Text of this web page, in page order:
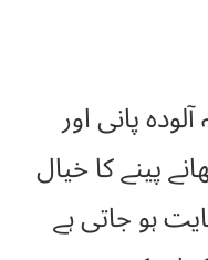
پانی اور
پینے کا خیال
ہو جاتی ہے